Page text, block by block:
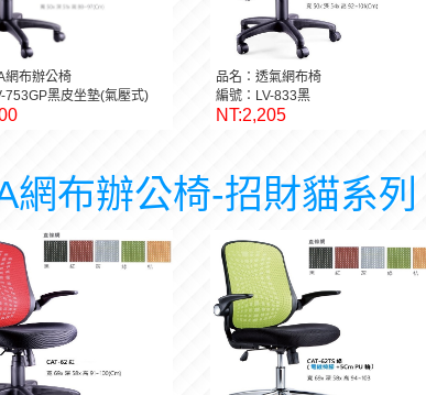
網布辦公椅
753GP黑皮坐墊(氣壓式)
品名：透氣網布椅
編號：LV-833黑
NT:2,205
網布辦公椅-招財貓系列